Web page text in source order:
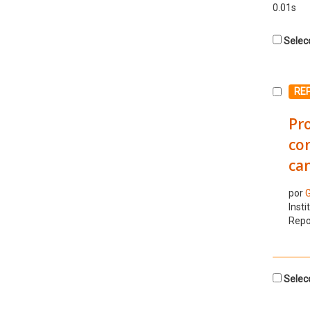
0.01s
por